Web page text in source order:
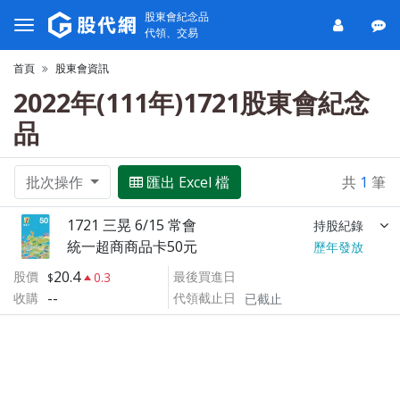
股東會紀念品
代領、交易
首頁 股東會資訊
2022年(111年)1721股東會紀念
品
批次操作 匯出 Excel 檔 共 1 筆
1721 三晃 6/15 常會 持股紀錄
統一超商商品卡50元
歷年發放
股價
20.4
0.3
收購 --
最後買進日
代領截止日
已截止